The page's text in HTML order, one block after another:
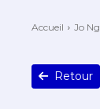
Accueil Jo
Retour